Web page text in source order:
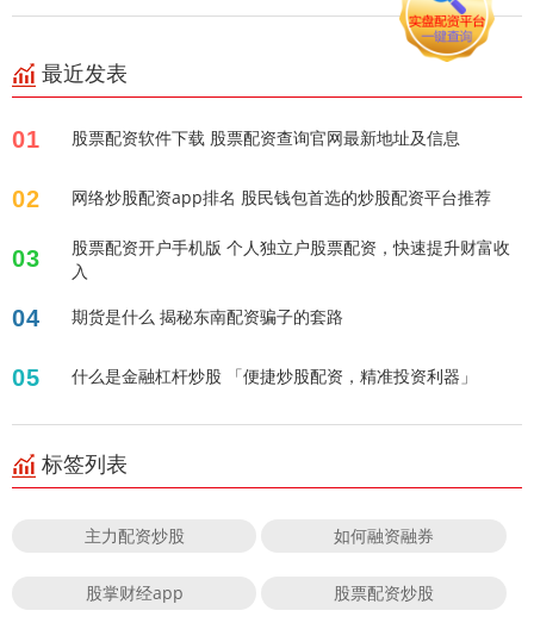
最近发表
01 股票配资软件下载 股票配资查询官网最新地址及信息
02 网络炒股配资app排名 股民钱包首选的炒股配资平台推荐
03
股票配资开户手机版 个人独立户股票配资，快速提升财富收
入
04 期货是什么 揭秘东南配资骗子的套路
05 什么是金融杠杆炒股 「便捷炒股配资，精准投资利器」
标签列表
主力配资炒股 如何融资融券
股掌财经app 股票配资炒股